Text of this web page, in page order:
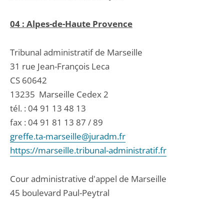
04 : Alpes-de-Haute Provence
Tribunal administratif de Marseille
31 rue Jean-François Leca
CS 60642
13235 Marseille Cedex 2
tél. : 04 91 13 48 13
fax : 04 91 81 13 87 / 89
greffe.ta-marseille@juradm.fr
https://marseille.tribunal-administratif.fr
Cour administrative d'appel de Marseille
45 boulevard Paul-Peytral